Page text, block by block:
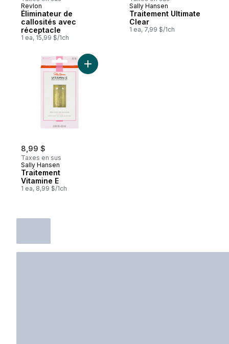
Revlon
Éliminateur de
callosités avec
réceptacle
1 ea, 15,99 $/1ch
Sally Hansen
Traitement Ultimate
Clear
1 ea, 7,99 $/1ch
8,99 $
Taxes en sus
Sally Hansen
Traitement
Vitamine E
1 ea, 8,99 $/1ch
Ajouter Traitement Vitamine E au panier